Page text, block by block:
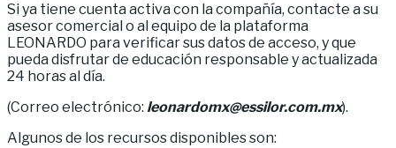
Si ya tiene cuenta activa con la compañía, contacte a su
asesor comercial o al equipo de la plataforma
LEONARDO para verificar sus datos de acceso, y que
pueda disfrutar de educación responsable y actualizada
24 horas al día.
(Correo electrónico: leonardomx@essilor.com.mx).
Algunos de los recursos disponibles son: